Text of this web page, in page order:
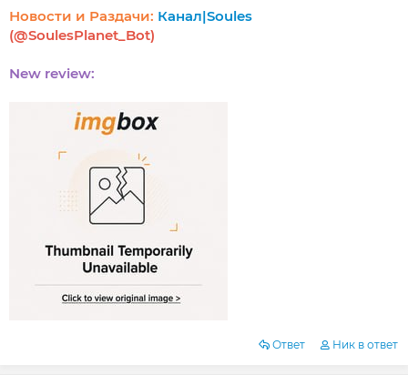
Новости и Раздачи: Канал|Soules
(@SoulesPlanet_Bot)
New review:
Ответ Ник в ответ